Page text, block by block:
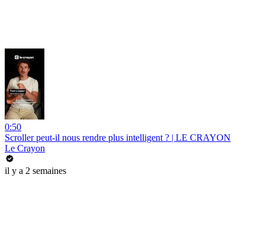
0:50
Scroller peut-il nous rendre plus intelligent ? | LE CRAYON
Le Crayon
il y a 2 semaines